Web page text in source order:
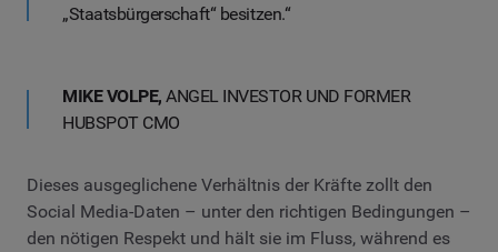
„Staatsbürgerschaft“ besitzen.“
MIKE VOLPE, ANGEL INVESTOR UND FORMER
HUBSPOT CMO
Dieses ausgeglichene Verhältnis der Kräfte zollt den
Social Media-Daten – unter den richtigen Bedingungen –
den nötigen Respekt und hält sie im Fluss, während es